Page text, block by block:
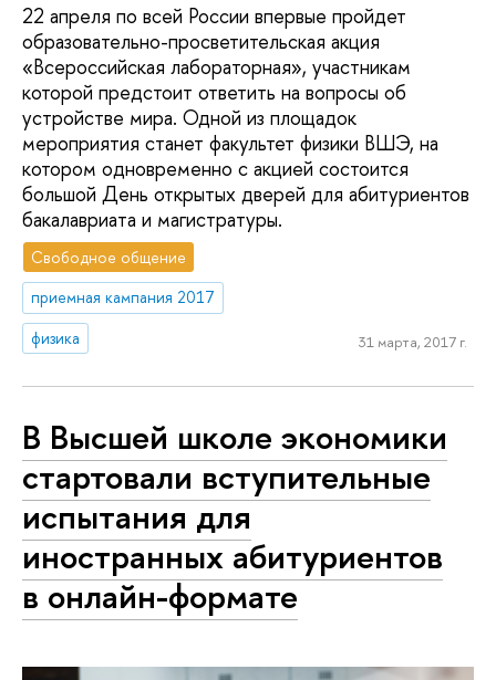
22 апреля по всей России впервые пройдет
образовательно-просветительская акция
«Всероссийская лабораторная», участникам
которой предстоит ответить на вопросы об
устройстве мира. Одной из площадок
мероприятия станет факультет физики ВШЭ, на
котором одновременно с акцией состоится
большой День открытых дверей для абитуриентов
бакалавриата и магистратуры.
Свободное общение
приемная кампания 2017
физика
31 марта, 2017 г.
В Высшей школе экономики
стартовали вступительные
испытания для
иностранных абитуриентов
в онлайн-формате